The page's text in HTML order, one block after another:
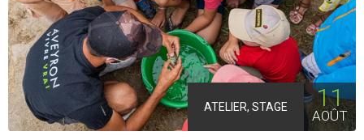
ATELIER, STAGE 11
AOÛT